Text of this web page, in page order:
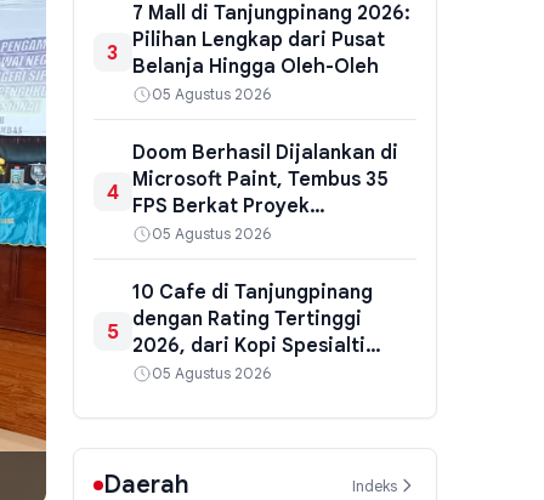
3
7 Mall di Tanjungpinang 2026:
Pilihan Lengkap dari Pusat
Belanja Hingga Oleh-Oleh
05 Agustus 2026
4
Doom Berhasil Dijalankan di
Microsoft Paint, Tembus 35
FPS Berkat Proyek
DoomPaint
05 Agustus 2026
5
10 Cafe di Tanjungpinang
dengan Rating Tertinggi
2026, dari Kopi Spesialti
hingga Hidden Gem
05 Agustus 2026
Daerah Indeks